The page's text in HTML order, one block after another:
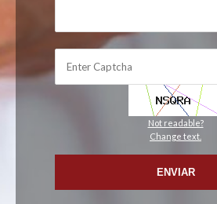
Not readable?
Change text.
ENVIAR